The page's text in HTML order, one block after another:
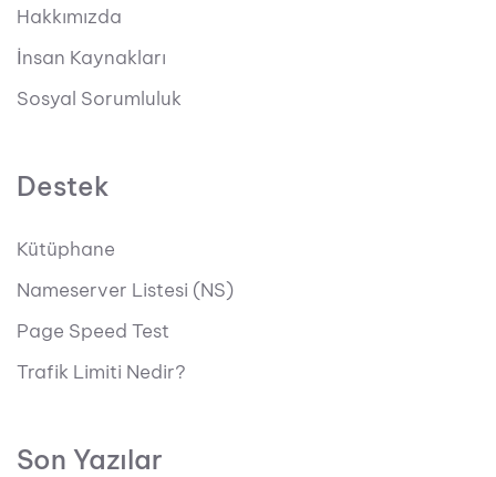
Hakkımızda
İnsan Kaynakları
Sosyal Sorumluluk
Destek
Kütüphane
Nameserver Listesi (NS)
Page Speed Test
Trafik Limiti Nedir?
Son Yazılar